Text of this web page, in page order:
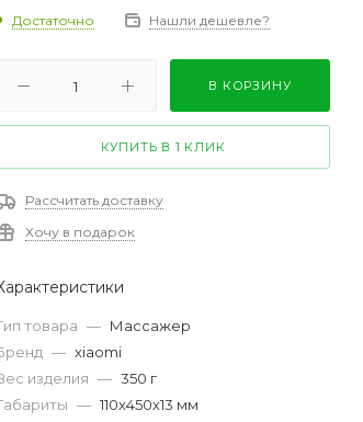
Достаточно Нашли дешевле?
В КОРЗИНУ
КУПИТЬ В 1 КЛИК
Рассчитать доставку
Хочу в подарок
товара — Массажер
— xiaomi
изделия — 350 г
— 110х450х13 мм